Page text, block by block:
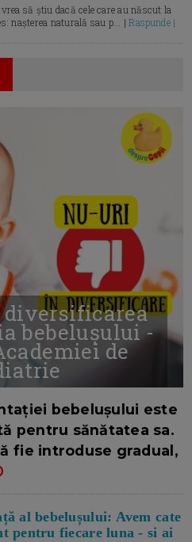
să știu dacă cele care au născut la
nașterea naturală sau p... |Raspunde |
diversificarea
bebelușului -
de
bebelușului este
pentru sănătatea sa.
fie introduse gradual,
al bebelușului: Avem cate
pentru fiecare luna - si ai